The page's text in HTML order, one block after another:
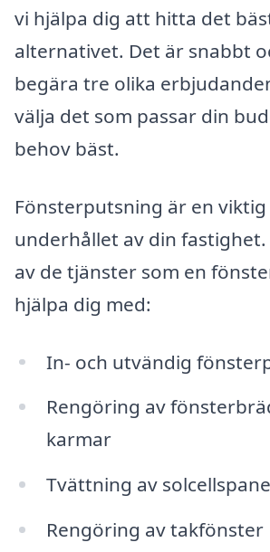
vi hjälpa dig att hitta det
alternativet. Det är snabbt
begära tre olika
välja det som passar din
behov bäst.
Fönsterputsning är en viktig
underhållet av din
av de tjänster som en
hjälpa dig med:
In- och utvändig
Rengöring av
karmar
Tvättning av
Rengöring av takfönster